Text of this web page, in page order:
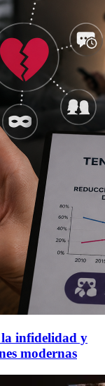
la infidelidad y
modernas